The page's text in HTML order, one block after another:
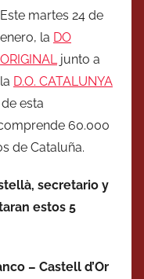
Este martes 24 de
enero, la DO
ORIGINALjunto a
la D.O. CATALUNYA
esta
60.000
de Cataluña.
secretario y
estos 5
– Castell d’Or